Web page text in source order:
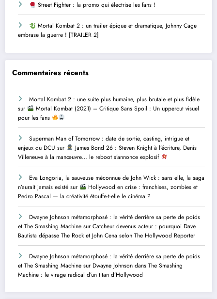
Street Fighter : la promo qui électrise les fans !
Mortal Kombat 2 : un trailer épique et dramatique, Johnny Cage
embrase la guerre ! [TRAILER 2]
Commentaires récents
Mortal Kombat 2 : une suite plus humaine, plus brutale et plus fidèle
sur
Mortal Kombat (2021) – Critique Sans Spoil : Un uppercut visuel
pour les fans
Superman Man of Tomorrow : date de sortie, casting, intrigue et
enjeux du DCU sur
James Bond 26 : Steven Knight à l’écriture, Denis
Villeneuve à la manœuvre… le reboot s’annonce explosif
Eva Longoria, la sauveuse méconnue de John Wick : sans elle, la saga
n’aurait jamais existé sur
Hollywood en crise : franchises, zombies et
Pedro Pascal — la créativité étouffe-t-elle le cinéma ?
Dwayne Johnson métamorphosé : la vérité derrière sa perte de poids
et The Smashing Machine sur Catcheur devenus acteur : pourquoi Dave
Bautista dépasse The Rock et John Cena selon The Hollywood Reporter
Dwayne Johnson métamorphosé : la vérité derrière sa perte de poids
et The Smashing Machine sur Dwayne Johnson dans The Smashing
Machine : le virage radical d’un titan d’Hollywood